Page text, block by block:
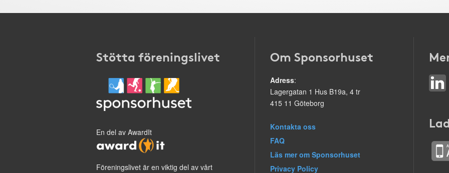
Stötta föreningslivet
En del av AwardIt
Föreningslivet är en viktig del av vårt
Om Sponsorhuset
Adress:
Lagergatan 1 Hus B19a, 4 tr
415 11 Göteborg
Kontakta oss
FAQ
Läs mer om Sponsorhuset
Privacy Policy